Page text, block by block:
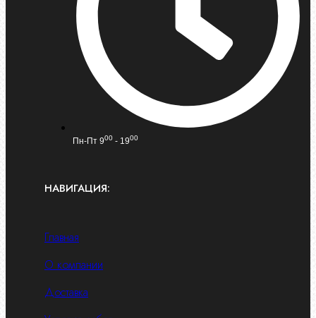
Пн-Пт 900 - 1900
НАВИГАЦИЯ:
Главная
О компании
Доставка